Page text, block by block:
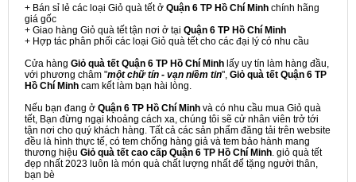
+ Bán sỉ lẻ các loại Giỏ quà tết ở Quận 6 TP Hồ Chí Minh chính hãng
giá gốc
+ Giao hàng Giỏ quà tết tận nơi ở tại Quận 6 TP Hồ Chí Minh
+ Hợp tác phân phối các loại Giỏ quà tết cho các đại lý có nhu cầu
Cửa hàng Giỏ quà tết Quận 6 TP Hồ Chí Minh lấy uy tín làm hàng đầu,
với phương châm "một chữ tín - vạn niềm tin", Giỏ quà tết Quận 6 TP
Hồ Chí Minh cam kết làm bạn hài lòng.
Nếu bạn đang ở Quận 6 TP Hồ Chí Minh và có nhu cầu mua Giỏ quà
tết, Bạn đừng ngại khoảng cách xa, chúng tôi sẽ cử nhân viên trở tới
tận nơi cho quý khách hàng. Tất cả các sản phẩm đăng tải trên website
đều là hình thực tế, có tem chống hàng giả và tem bảo hành mang
thương hiệu Giỏ quà tết cao cấp Quận 6 TP Hồ Chí Minh. giỏ quà tết
đẹp nhất 2023 luôn là món quà chất lượng nhất để tặng người thân,
bạn bè